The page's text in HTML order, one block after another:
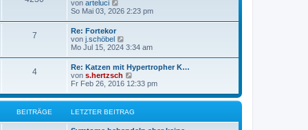
e
i
a
von arteluci
e
s
t
e
r
B
e
i
t
r
a
g
So Mai 03, 2026 2:23 pm
7
Re: Fortekor
von j.schöbel
e
e
s
t
e
r
B
e
i
Mo Jul 15, 2024 3:34 am
4
Re: Katzen mit Hypertropher K…
von s.hertzsch
e
e
t
e
Fr Feb 26, 2016 12:33 pm
BEITRÄGE LETZTER BEITRAG